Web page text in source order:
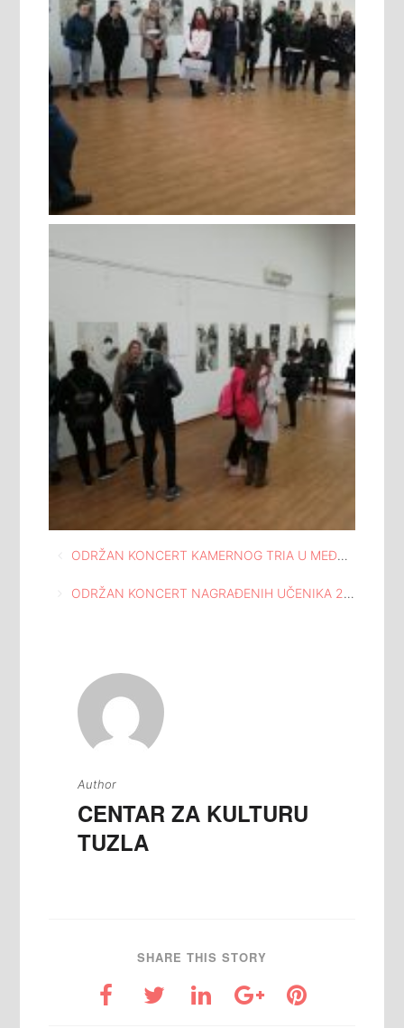
Navigacija
članaka
ODRŽAN KONCERT KAMERNOG TRIA U MEĐUNARODNOJ GALERIJI PORTRETA TUZLA
ODRŽAN KONCERT NAGRAĐENIH UČENIKA 2018 / 2019 SREDNJE MUZIČKE ŠKOLE ČESTMIR MIRKO DUŠEK TUZLA
Author
CENTAR ZA KULTURU
TUZLA
SHARE THIS STORY